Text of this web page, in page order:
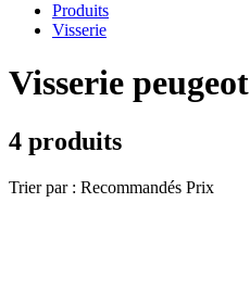
Produits
Visserie
Visserie peugeot
4 produits
Trier par : Recommandés Prix